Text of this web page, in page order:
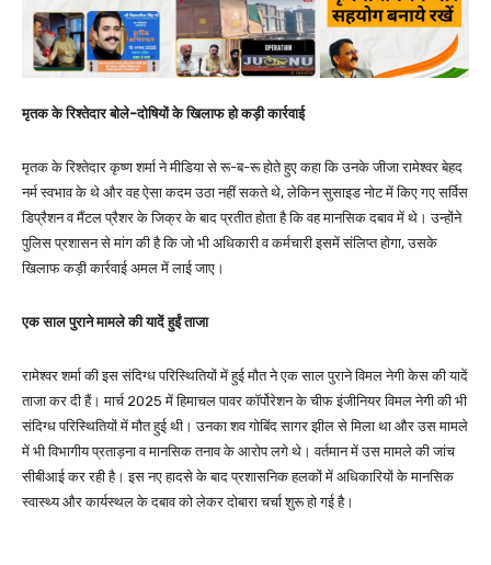
मृतक के रिश्तेदार बोले-दोषियों के खिलाफ हो कड़ी कार्रवाई
मृतक के रिश्तेदार कृष्ण शर्मा ने मीडिया से रू-ब-रू होते हुए कहा कि उनके जीजा रामेश्वर बेहद
नर्म स्वभाव के थे और वह ऐसा कदम उठा नहीं सकते थे, लेकिन सुसाइड नोट में किए गए सर्विस
डिप्रैशन व मैंटल प्रैशर के जिक्र के बाद प्रतीत होता है कि वह मानसिक दबाव में थे। उन्होंने
पुलिस प्रशासन से मांग की है कि जो भी अधिकारी व कर्मचारी इसमें संलिप्त होगा, उसके
खिलाफ कड़ी कार्रवाई अमल में लाई जाए।
एक साल पुराने मामले की यादें हुईं ताजा
रामेश्वर शर्मा की इस संदिग्ध परिस्थितियों में हुई मौत ने एक साल पुराने विमल नेगी केस की यादें
ताजा कर दी हैं। मार्च 2025 में हिमाचल पावर कॉर्पोरेशन के चीफ इंजीनियर विमल नेगी की भी
संदिग्ध परिस्थितियों में मौत हुई थी। उनका शव गोबिंद सागर झील से मिला था और उस मामले
में भी विभागीय प्रताड़ना व मानसिक तनाव के आरोप लगे थे। वर्तमान में उस मामले की जांच
सीबीआई कर रही है। इस नए हादसे के बाद प्रशासनिक हलकों में अधिकारियों के मानसिक
स्वास्थ्य और कार्यस्थल के दबाव को लेकर दोबारा चर्चा शुरू हो गई है।